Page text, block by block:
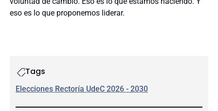
eso es lo que proponemos liderar.
Tags
Elecciones Rectoría UdeC 2026 - 2030